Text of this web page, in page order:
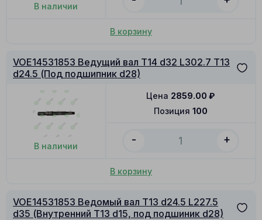
В наличии
В корзину
VOE14531853 Ведущий вал T14 d32 L302.7 T13
d24.5 (Под подшипник d28)
В наличии
Позиция 100
Цена 2859.00 ₽
- +
В корзину
VOE14531853 Ведомый вал T13 d24.5 L227.5
d35 (Внутренний T13 d15, под подшиник d28)